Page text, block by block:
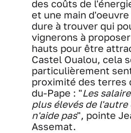
des coûts de
et une main
dure à trouver qui
vignerons à
hauts pour être
Castel Oualou, cela
particulièrement
proximité des terres
du-Pape : "Les
plus élevés de
n'aide pas", pointe
Assemat.